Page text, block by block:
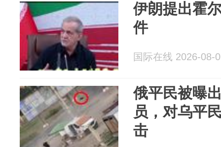
伊朗提出霍
件
国际在线 2026-08-
俄平民被曝
员，对乌平
击